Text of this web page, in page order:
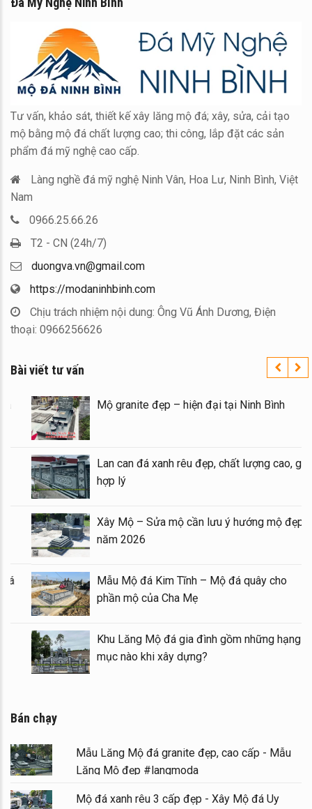
Tư vấn, khảo sát, thiết kế xây lăng mộ đá; xây, sửa, cải tạo
mộ bằng mộ đá chất lượng cao; thi công, lắp đặt các sản
phẩm đá mỹ nghệ cao cấp.
Làng nghề đá mỹ nghệ Ninh Vân, Hoa Lư, Ninh Bình, Việt
Nam
0966.25.66.26
T2 - CN (24h/7)
duongva.vn@gmail.com
https://modaninhbinh.com
Chịu trách nhiệm nội dung: Ông Vũ Ánh Dương, Điện
thoại: 0966256626
Bài viết tư vấn
Xây Lăng Mộ đá uy tín trên toàn quốc – Đá
Mỹ Nghệ Ninh Bình
Báo giá xây Mộ đá đôi 1 mái đẹp tại Ninh
Bình cuối năm 2026
Kinh nghiệm xây Mộ – sửa Mộ bằng Mẫu
Mộ đá đẹp, chất lượng
Mẫu Lăng thờ đá 1 mái đẹp – Long đình đá
1 mái
Mẫu Lầu thờ đá (Gian thờ đá) tại khu Lăng
Mộ gia tộc
Bán chạy
Mẫu Lăng Mộ đá granite đẹp, cao cấp - Mẫu
Lăng Mộ đẹp #langmoda
Mộ đá xanh rêu 3 cấp đẹp - Xây Mộ đá Uy